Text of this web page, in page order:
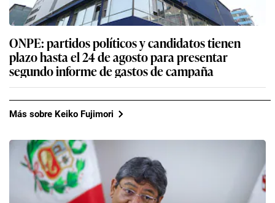
ONPE: partidos políticos y candidatos tienen
plazo hasta el 24 de agosto para presentar
segundo informe de gastos de campaña
Más sobre Keiko Fujimori